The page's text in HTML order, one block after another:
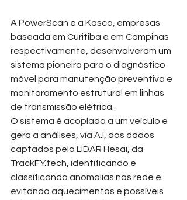
A PowerScan e a Kasco, empresas
baseada em Curitiba e em Campinas
respectivamente, desenvolveram um
sistema pioneiro para o diagnóstico
móvel para manutenção preventiva e
monitoramento estrutural em linhas
de transmissão elétrica.
O sistema é acoplado a um veículo e
gera a análises, via A.I, dos dados
captados pelo LiDAR Hesai, da
TrackFY.tech, identificando e
classificando anomalias nas rede e
evitando aquecimentos e possíveis